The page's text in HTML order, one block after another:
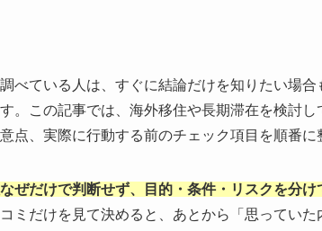
べている人は、すぐに結論だけを知りたい場
。この記事では、海外移住や長期滞在を検討
点、実際に行動する前のチェック項目を順番に
ぜだけで判断せず、目的・条件・リスクを分け
ミだけを見て決めると、あとから「思っていた